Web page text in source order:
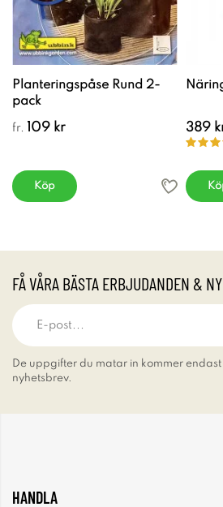
Planteringspåse Rund 2-
pack
fr. 109 kr
Köp
389
FÅ VÅRA BÄSTA ERBJUDANDEN &
De uppgifter du matar in kommer
nyhetsbrev.
HANDLA